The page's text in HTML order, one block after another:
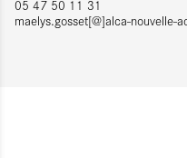
05 47 50 11 31
maelys.gosset[@]alca-nouvelle-